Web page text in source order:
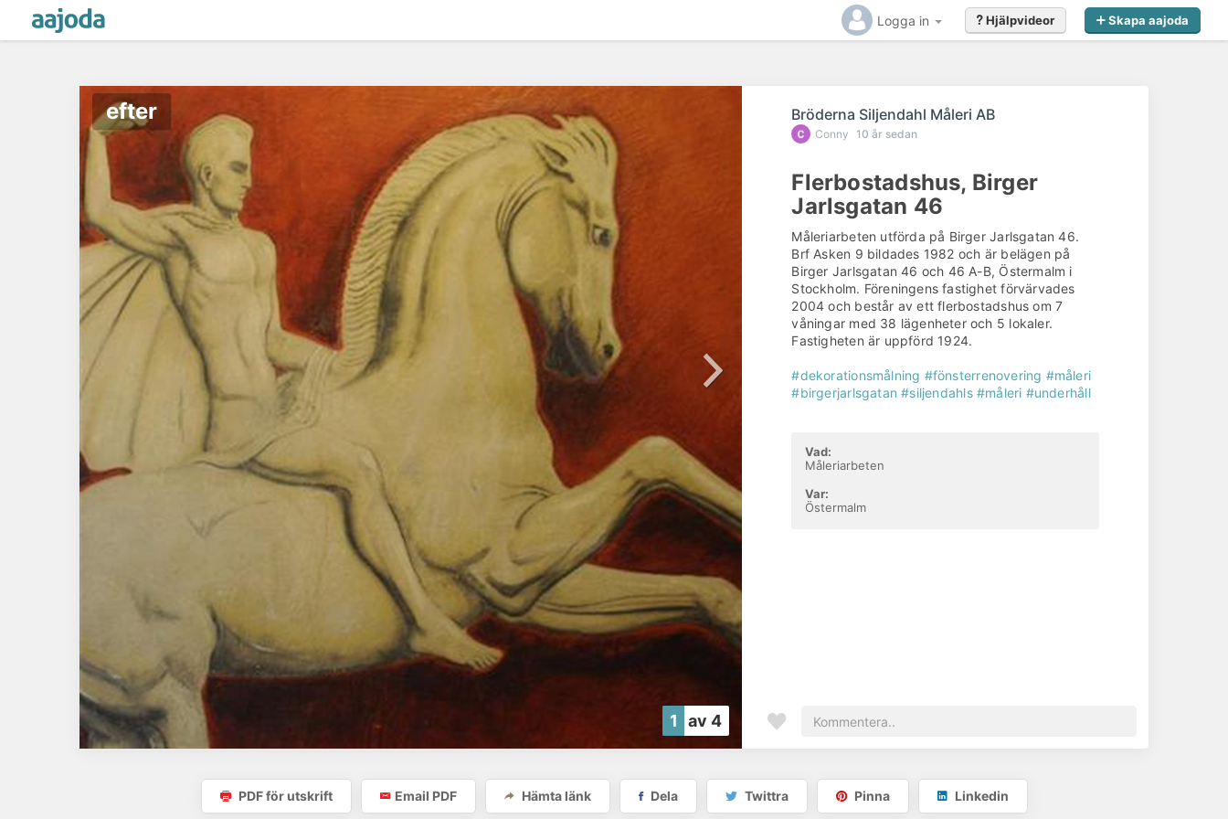
Logga in Skapa aajoda
Hjälpvideor
efter efter
1 av 4
Bröderna Siljendahl Måleri AB
Conny 10 år sedan
Flerbostadshus, Birger
Jarlsgatan 46
Måleriarbeten utförda på Birger Jarlsgatan 46.
Brf Asken 9 bildades 1982 och är belägen på
Birger Jarlsgatan 46 och 46 A-B, Östermalm i
Stockholm. Föreningens fastighet förvärvades
2004 och består av ett flerbostadshus om 7
våningar med 38 lägenheter och 5 lokaler.
Fastigheten är uppförd 1924.
#dekorationsmålning #fönsterrenovering #måleri
#birgerjarlsgatan #siljendahls #måleri #underhåll
Vad:
Måleriarbeten
Var:
Östermalm
PDF för utskrift Email PDF Hämta länk Dela Twittra Pinna Linkedin